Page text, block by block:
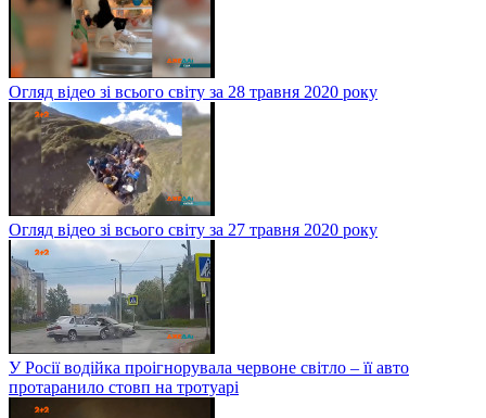
Огляд відео зі всього світу за 28 травня 2020 року
Огляд відео зі всього світу за 27 травня 2020 року
У Росії водійка проігнорувала червоне світло – її авто
протаранило стовп на тротуарі